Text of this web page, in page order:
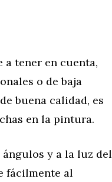
tener en cuenta,
o de baja
buena calidad, es
en la pintura.
y a la luz del
fácilmente al